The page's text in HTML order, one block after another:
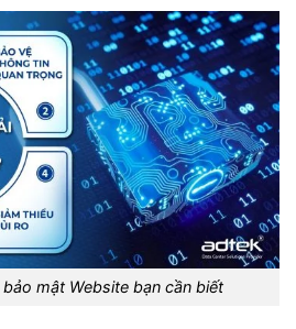
mật Website bạn cần biết